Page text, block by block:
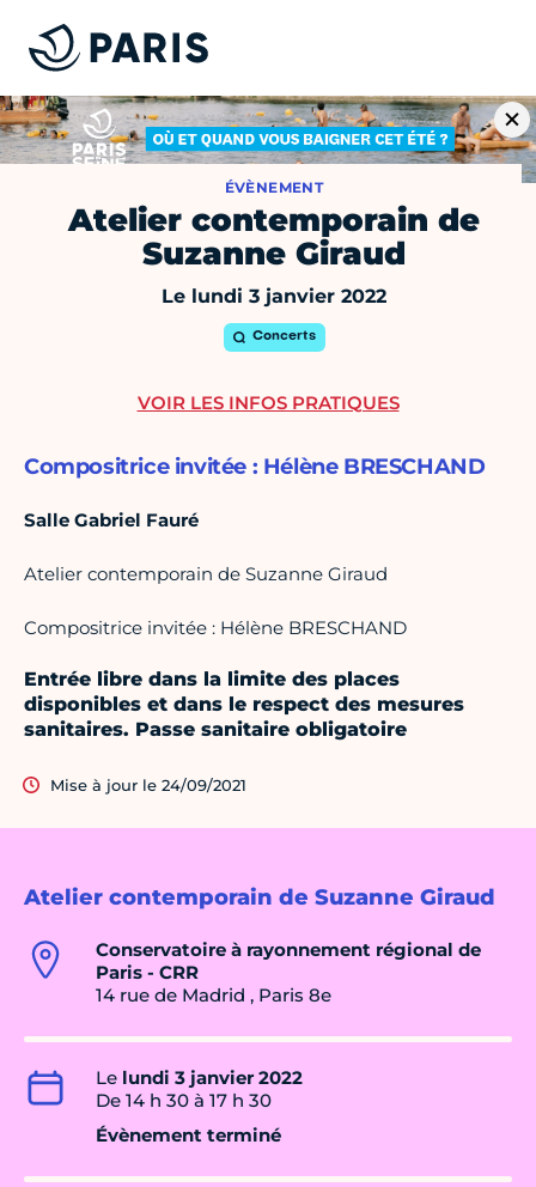
ÉVÈNEMENT
Atelier contemporain de
Suzanne Giraud
Le lundi 3 janvier 2022
Concerts
Atelier contemporain de Suzanne Giraud
Conservatoire à rayonnement régional de
Paris - CRR
14 rue de Madrid , Paris 8e
Le lundi 3 janvier 2022
De 14 h 30 à 17 h 30
Évènement terminé
Compositrice invitée : Hélène BRESCHAND
Salle Gabriel Fauré
Atelier contemporain de Suzanne Giraud
Compositrice invitée : Hélène BRESCHAND
Entrée libre dans la limite des places
disponibles et dans le respect des mesures
sanitaires. Passe sanitaire obligatoire
Mise à jour le 24/09/2021
VOIR LES INFOS PRATIQUES